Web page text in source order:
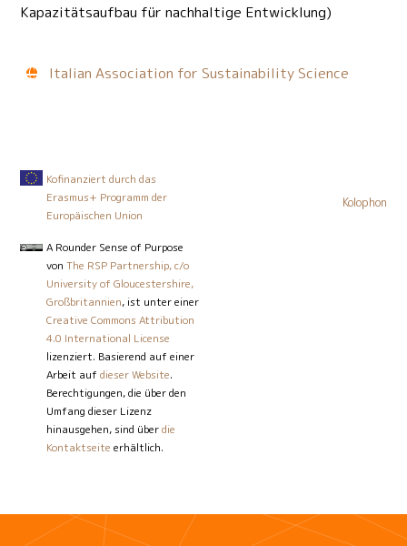
Kapazitätsaufbau für nachhaltige Entwicklung)
Italian Association for Sustainability Science
Kofinanziert durch das
Erasmus+ Programm der
Europäischen Union
A Rounder Sense of Purpose
vonThe RSP Partnership, c/o
University of Gloucestershire,
Großbritannien, ist unter einer
Creative Commons Attribution
4.0 International License
lizenziert. Basierend auf einer
Arbeit aufdieser Website.
Berechtigungen, die über den
Umfang dieser Lizenz
hinausgehen, sind überdie
Kontaktseite erhältlich.
Kolophon